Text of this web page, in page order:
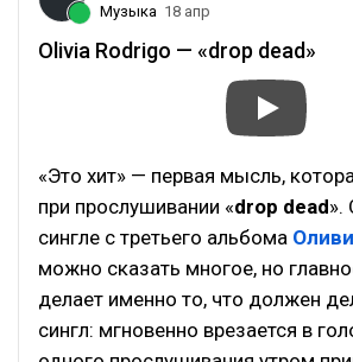
Музыка 18 апр
Olivia Rodrigo — «drop dead»
«Это хит» — первая мысль,
при прослушивании «drop dead».
сингле с третьего альбома
можно сказать многое, но
делает именно то, что должен
сингл: мгновенно врезается в